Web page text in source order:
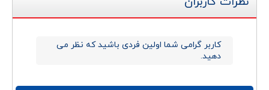
کاربر گرامی شما اولین فردی باشید که نظر می
دهید.